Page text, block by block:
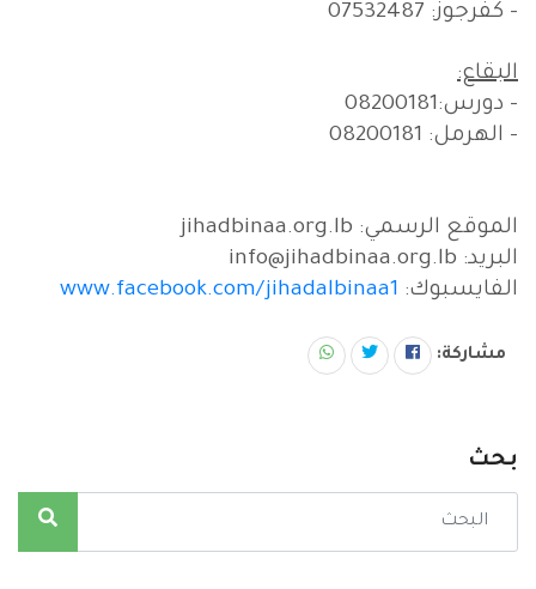
- كفرجوز: 07532487
البقاع:
- دورس:08200181
- الهرمل: 08200181
الموقع الرسمي: jihadbinaa.org.lb
البريد: info@jihadbinaa.org.lb
الفايسبوك: www.facebook.com/jihadalbinaa1
مشاركة:
بحث